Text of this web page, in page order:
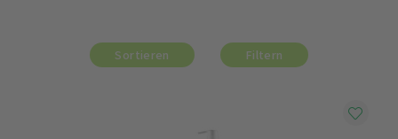
Sortieren Filtern